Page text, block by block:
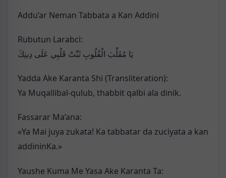
Addu’ar Neman Tabbata a Kan Addini
Rubutun Larabci:
يَا مُقَلِّبَ الْقُلُوبِ ثَبِّتْ قَلْبِي عَلَى دِينِكَ
Yadda Ake Karanta Shi (Transliteration):
Ya Muqallibal-qulub, thabbit qalbi ala dinik.
Fassarar Ma’ana:
«Ya Mai juya zukata! Ka tabbatar da zuciyata a kan
addininKa.»
Yaushe Kuma Me Yasa Ake Karanta Ta: